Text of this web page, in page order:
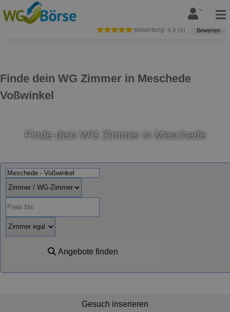
Finde dein WG Zimmer in Meschede
Voßwinkel
Bewertung: 4,6 (5) Bewerten
Finde dein WG Zimmer in Meschede
Angebote finden
Gesuch inserieren